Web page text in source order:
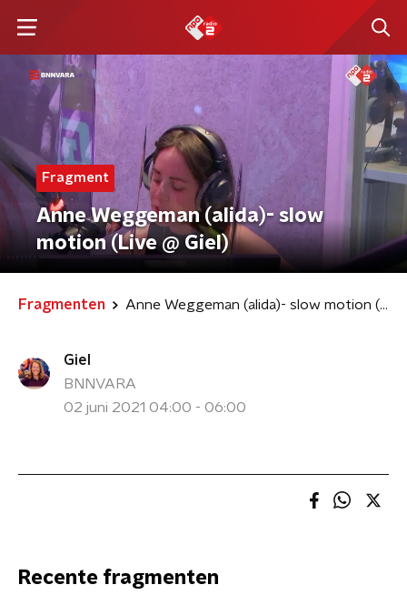
Fragment
Anne Weggeman (alida)- slow
motion (Live @ Giel)
Fragmenten Anne Weggeman (alida)- slow motion (Live @ Giel)
Giel
BNNVARA
02 juni 2021 04:00 - 06:00
Recente fragmenten